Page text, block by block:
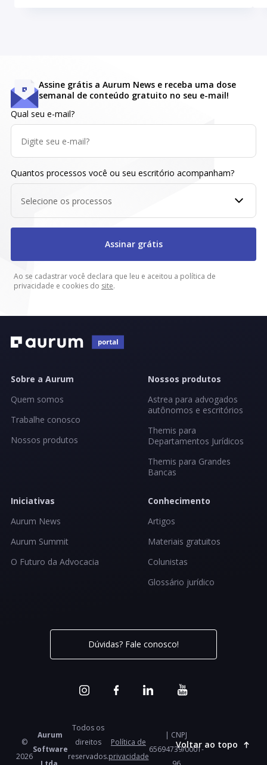
Assine grátis a Aurum News e receba uma dose
semanal de conteúdo gratuito no seu e-mail!
Qual seu e-mail?
Quantos processos você ou seu escritório acompanham?
Selecione os processos
Assinar grátis
Ao se cadastrar você declara que leu e aceitou a política de
privacidade e cookies do site.
Sobre a Aurum
Quem somos
Trabalhe conosco
Nossos produtos
Nossos produtos
Astrea para advogados
autônomos e escritórios
Themis para
Departamentos Jurídicos
Themis para Grandes
Bancas
Iniciativas
Aurum News
Aurum Summit
O Futuro da Advocacia
Conhecimento
Artigos
Materiais gratuitos
Colunistas
Glossário jurídico
Dúvidas? Fale conosco!
©
2026
Aurum
Software
Todos os
direitos
reservados.
Política de
privacidade
| CNPJ
65694739/0001-Voltar ao topo